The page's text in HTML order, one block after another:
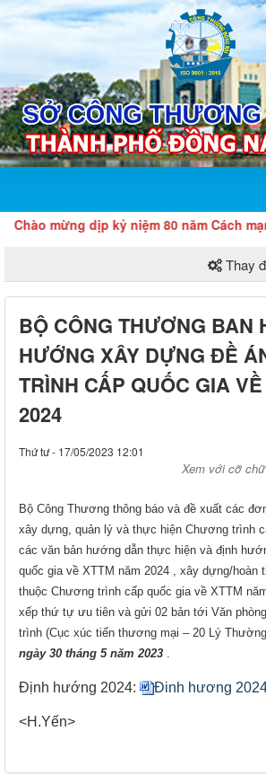
mừng dịp kỷ niệm 80 năm Cách mạng
Thay
BỘ CÔNG THƯƠNG BAN
HƯỚNG XÂY DỰNG ĐỀ
TRÌNH CẤP QUỐC GIA
2024
Thứ tư - 17/05/2023 12:01
Xem với cỡ chữ
Bộ Công Thương thông báo và đề xuất các
xây dựng, quản lý và thực hiện Chương trình
các văn bản hướng dẫn thực hiện và định
quốc gia về XTTM năm 2024 , xây dựng/hoàn
thuộc Chương trình cấp quốc gia về XTTM
xếp thứ tự ưu tiên và gửi 02 bản tới Văn
trình (Cục xúc tiến thương mại – 20 Lý
ngày 30 tháng 5 năm 2023
Định hướng 2024: Đinh hương
<H.Yến>